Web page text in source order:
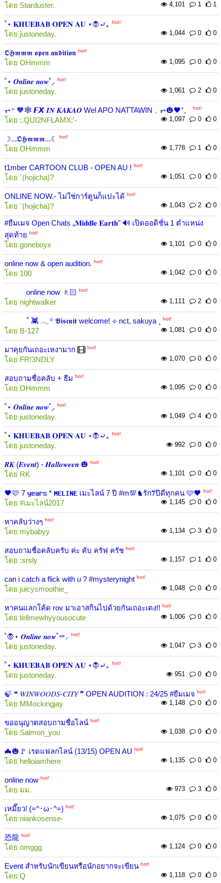
โดย Starduster. 4,101 1 1
˚⋆ 𝐊𝐇𝐔𝐄𝐁𝐀𝐁 𝐎𝐏𝐄𝐍 𝐀𝐔 ⋆🧛⤾｡ hot!
โดย justoneday. 1,044 0 0
𝕺𝕳𝖒𝖒𝖒 𝖔𝖕𝖊𝖓 𝖆𝖚𝖉𝖎𝖙𝖎𝖔𝖓 hot!
โดย OHmmm 1,095 0 0
˚⋆ 𝑶𝒏𝒍𝒊𝒏𝒆 𝒏𝒐𝒘˚⸝ hot!
โดย justoneday. 1,061 2 0
⥅⁺ 🧡🕸 𝙁𝙓 𝑰𝑵 𝑲𝑨𝑲𝑨𝑶 Wel APO NATTAWIN﹐⥅🎃🖤⁺。 hot!
โดย :.QUI2NFLAMX:'- 1,097 0 0
☽...𝕺𝕳𝖒𝖒𝖒...☾ hot!
โดย OHmmm 1,778 1 0
t1mber CARTOON CLUB - OPEN AU ! hot!
โดย `(hojicha)? 1,051 0 0
ONLINE NOW.- ไม่ใช่การ์ตูนก็แปะได้ hot!
โดย `(hojicha)? 1,043 2 0
#ยืมเมจ Open Chats „𝐌𝐢𝐝𝐝𝐥𝐞 𝐄𝐚𝐫𝐭𝐡" 🔊 เปิดออดิชั่น 1 ตำแหน่ง
สุดท้าย hot!
โดย goneboyx 1,101 0 0
online now & open audition. hot!
โดย 100 1,042 0 0
⠀⠀⠀⠀online now 🚶🏻 hot!
โดย nightwalker 1,111 2 0
˚ 👾 𓂃꙳ 𝕭𝖎𝖘𝖈𝖚𝖎𝖙 welcome! ⟡ nct, sakuya ˳⁣ hot!
โดย B-127 1,081 0 0
มาคุยกันเถอะเหงามาก hot!
โดย FR!3NDLY 1,070 0 0
สอบถามชื่อคลับ + ธีม hot!
โดย OHmmm 1,095 0 0
˚⋆ 𝑶𝒏𝒍𝒊𝒏𝒆 𝒏𝒐𝒘˚⸝ hot!
โดย justoneday. 1,049 4 0
˚⋆ 𝐊𝐇𝐔𝐄𝐁𝐀𝐁 𝐎𝐏𝐄𝐍 𝐀𝐔 ⋆🧛⤾｡ hot!
โดย justoneday. 992 0 0
𝑹𝑲 (𝑬𝒗𝒆𝒏𝒕) - 𝑯𝒂𝒍𝒍𝒐𝒘𝒆𝒆𝒏 🎃 hot!
โดย RK 1,101 0 0
🖤🩷 7 𝐲𝐞𝐚𝐫𝐬 * 𝐌𝐄𝐋𝐈𝐍𝐄 เมะไลน์ 7 ปี #m💯♞รัก𝟕ปีดีทุกคน 🩷🖤 hot!
โดย #เมะไลน์2017 1,145 0 0
หาคลับว่างๆ hot!
โดย mybabyy 1,134 3 0
สอบถามชื่อคลับครับ ค่ะ คับ ครัฟ ครัช hot!
โดย :srsly 1,157 1 0
can i catch a flick with u ? #mysterynight hot!
โดย juicysmoothie_ 1,048 0 0
หาคนแลกโค้ด rov มาเอาสกินไปด้วยกันเถอะเตง!! hot!
โดย tellmewhyyousocute 1,006 0 0
˚🧛⋆ 𝑶𝒏𝒍𝒊𝒏𝒆 𝒏𝒐𝒘˚⚰️⸝ hot!
โดย justoneday. 1,047 3 0
˚⋆ 𝐊𝐇𝐔𝐄𝐁𝐀𝐁 𝐎𝐏𝐄𝐍 𝐀𝐔 ⋆🧛⤾｡ hot!
โดย justoneday. 951 0 0
🍃 ❝ 𝑊𝐼𝑁𝑊𝑂𝑂𝐷𝑆-𝐶𝐼𝑇𝑌 ❞ OPEN AUDITION : 24/25 #ยืมเมจ hot!
โดย MMockingjay 1,148 0 0
ขออนุญาตสอบถามชื่อไลน์ hot!
โดย Salmon_you 1,038 0 0
🦇🎃🚩 เรดแฟลกไลน์ (13/15) OPEN AU hot!
โดย helloiamhere 1,135 0 0
online now hot!
โดย มม. 973 3 0
เหมี๊ยว! (=^･ω･^=) hot!
โดย niankosense- 1,075 0 0
恐龍 hot!
โดย omggg 1,124 0 0
Event สำหรับนักเขียนหรือนักอยากจะเขียน hot!
โดย Q 1,118 0 0